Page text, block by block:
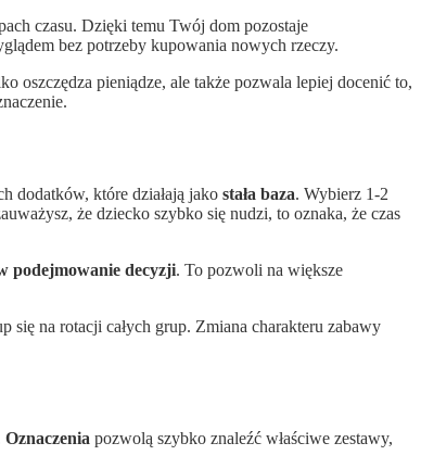
czasu. Dzięki temu Twój dom pozostaje
bez potrzeby kupowania nowych rzeczy.
oszczędza pieniądze, ale także pozwala lepiej docenić to,
dodatków, które działają jako stała baza. Wybierz 1-2
że dziecko szybko się nudzi, to oznaka, że czas
podejmowanie decyzji. To pozwoli na większe
na rotacji całych grup. Zmiana charakteru zabawy
Oznaczenia pozwolą szybko znaleźć właściwe zestawy,